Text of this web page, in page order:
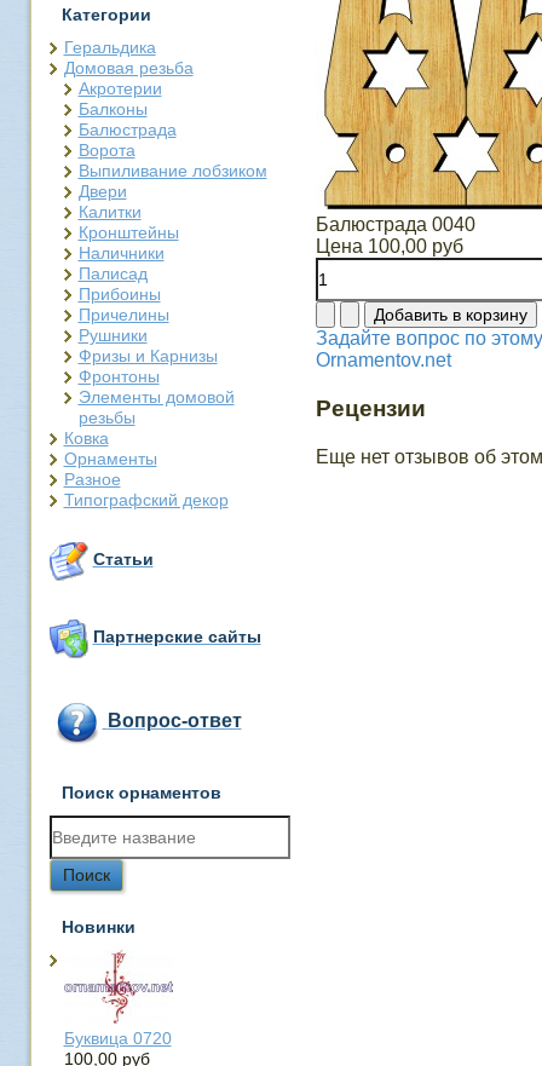
Категории
Геральдика
Домовая резьба
Акротерии
Балконы
Балюстрада
Ворота
Выпиливание лобзиком
Двери
Калитки
Кронштейны
Наличники
Палисад
Прибоины
Причелины
Рушники
Фризы и Карнизы
Фронтоны
Элементы домовой
резьбы
Ковка
Орнаменты
Разное
Типографский декор
Статьи
Партнерские сайты
Вопрос-ответ
Поиск орнаментов
Новинки
Буквица 0720
100,00 руб
Балюстрада 0040
Цена 100,00 руб
Задайте вопрос по
Ornamentov.net
Рецензии
Еще нет отзывов об